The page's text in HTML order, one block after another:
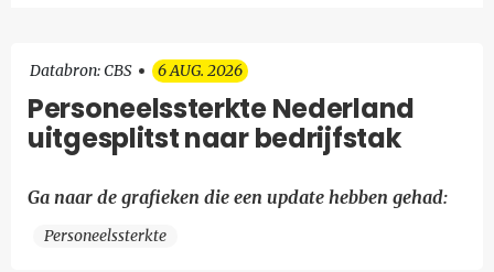
Databron: CBS 6 AUG. 2026
Personeelssterkte Nederland
uitgesplitst naar bedrijfstak
Ga naar de grafieken die een update hebben gehad:
Personeelssterkte